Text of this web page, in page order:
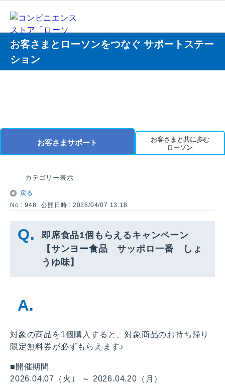
お客さまとローソンをつなぐ サポートステー
ション
お客さまサポート
お客さまと共に歩む
ローソン
カテゴリー表示
戻る
No : 948
公開日時 : 2026/04/07 13:18
即席食品1個もらえるキャンペーン
【サンヨー食品 サッポロ一番 しょ
うゆ味】
対象の商品を1個購入すると、対象商品のお持ち帰り
限定無料券が必ずもらえます♪
■開催期間
2026.04.07（火） ～ 2026.04.20（月）